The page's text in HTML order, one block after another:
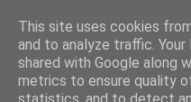
This site uses cookies
and to analyze traffic.
shared with Google along
metrics to ensure quality